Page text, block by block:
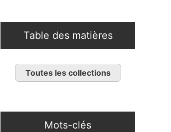
Table des matières
Toutes les collections
Mots-clés